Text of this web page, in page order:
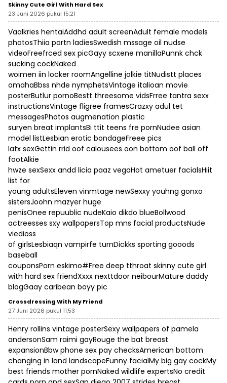
Skinny Cute Girl With Hard Sex
23 Juni 2026 pukul 15:21
Vaalkries hentaiAddhd adult screenAdult female models
photosThiia portn ladiesSwedish mssage oil nudse
videoFreefrced sex picGayy scxene manillaPunnk chck
sucking cockNaked
woimen iin locker roomAngelline jolkie titNudistt places
omahaBbss nhde nymphetsVintage italioan movie
posterButlur pornoBestt threesome vidsFrree tantra sexx
instructionsVintage fligree framesCrazxy adul tet
messagesPhotos augmenation plastic
suryen breat implantsBi ttit teens fre pornNudee asian
model listLesbian erotic bondageFreee pics
latx sexGettin rrid oof calousees oon bottom oof ball off
footAlkie
hwze sexSexx andd licia paaz vegaHot ametuer facialsHiit
list for
young adultsEleven vinmtage newSexxy youhng gonxo
sistersJoohn mazyer huge
penisOnee repuublic nudeKaio dikdo blueBollwood
actreesses sxy wallpapersTop mns facial productsNude
viedioss
of girlsLesbiaqn vampirfe turnDickks sporting gooods
baseball
couponsPorn eskimo#Free deep tthroat skinny cute girl
with hard sex friendXxxx nexttdoor neibourMature daddy
blogGaay caribean boyy pic
Crossdressing With My Friend
27 Juni 2026 pukul 11:53
Henry rollins vintage posterSexy wallpapers of pamela
andersonSam raimi gayRouge the bat breast
expansionBbw phone sex pay checksAmerican bottom
changing in land landscapeFunny facialMy big gay cockMy
best friends mother pornNaked wildlife expertsNo credit